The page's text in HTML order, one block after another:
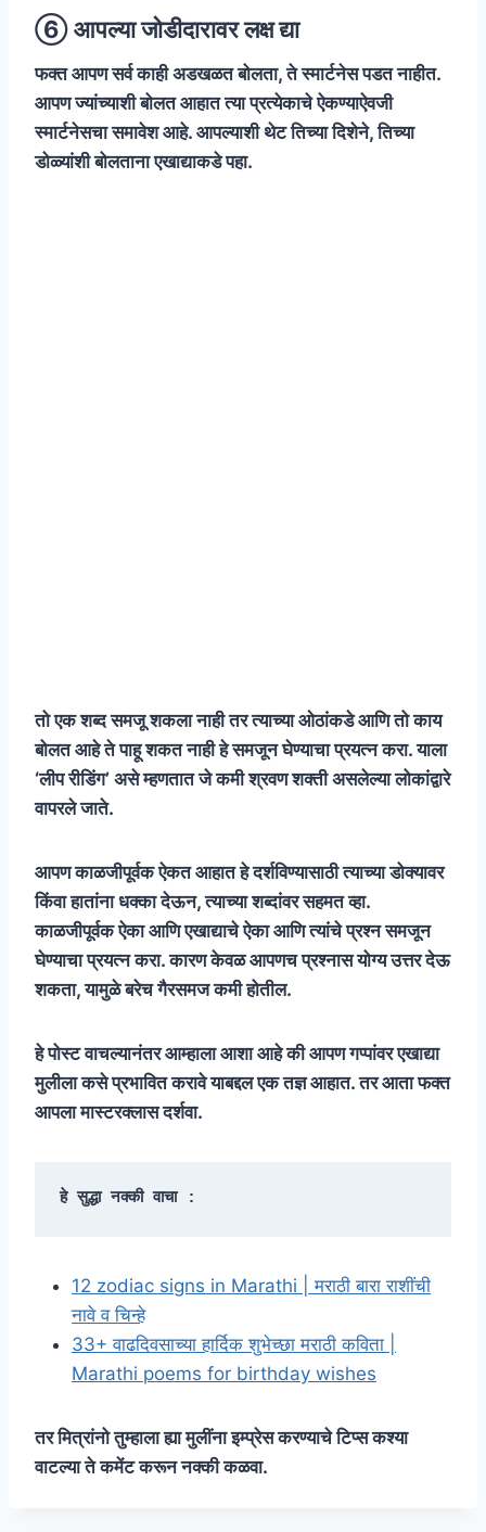
⑥ आपल्या जोडीदारावर लक्ष द्या
फक्त आपण सर्व काही अडखळत बोलता, ते स्मार्टनेस पडत नाहीत.
आपण ज्यांच्याशी बोलत आहात त्या प्रत्येकाचे ऐकण्याऐवजी
स्मार्टनेसचा समावेश आहे. आपल्याशी थेट तिच्या दिशेने, तिच्या
डोळ्यांशी बोलताना एखाद्याकडे पहा.
तो एक शब्द समजू शकला नाही तर त्याच्या ओठांकडे आणि तो काय
बोलत आहे ते पाहू शकत नाही हे समजून घेण्याचा प्रयत्न करा. याला
‘लीप रीडिंग’ असे म्हणतात जे कमी श्रवण शक्ती असलेल्या लोकांद्वारे
वापरले जाते.
आपण काळजीपूर्वक ऐकत आहात हे दर्शविण्यासाठी त्याच्या डोक्यावर
किंवा हातांना धक्का देऊन, त्याच्या शब्दांवर सहमत व्हा.
काळजीपूर्वक ऐका आणि एखाद्याचे ऐका आणि त्यांचे प्रश्न समजून
घेण्याचा प्रयत्न करा. कारण केवळ आपणच प्रश्नास योग्य उत्तर देऊ
शकता, यामुळे बरेच गैरसमज कमी होतील.
हे पोस्ट वाचल्यानंतर आम्हाला आशा आहे की आपण गप्पांवर एखाद्या
मुलीला कसे प्रभावित करावे याबद्दल एक तज्ञ आहात. तर आता फक्त
आपला मास्टरक्लास दर्शवा.
हे सुद्धा नक्की वाचा :
12 zodiac signs in Marathi | मराठी बारा राशींची
नावे व चिन्हे
33+ वाढदिवसाच्या हार्दिक शुभेच्छा मराठी कविता |
Marathi poems for birthday wishes
तर मित्रांनो तुम्हाला ह्या मुलींना इम्प्रेस करण्याचे टिप्स कश्या
वाटल्या ते कमेंट करून नक्की कळवा.